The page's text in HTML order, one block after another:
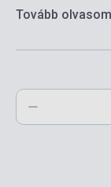
Tovább olvasom